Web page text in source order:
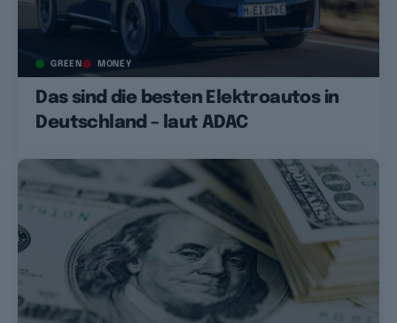
GREEN MONEY
Das sind die besten Elektroautos in
Deutschland – laut ADAC